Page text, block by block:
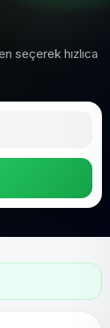
seçerek hızlıca